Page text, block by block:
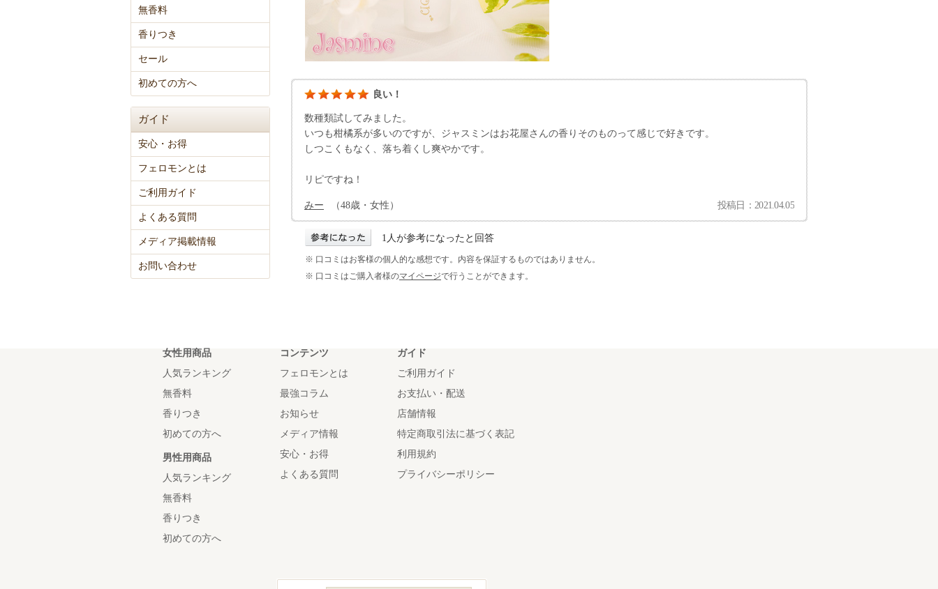
良い！
数種類試してみました。
いつも柑橘系が多いのですが、ジャスミンはお花屋さんの香りそのものって感じで好きです。
しつこくもなく、落ち着くし爽やかです。
リピですね！
みー （48歳・女性） 投稿日：2021.04.05
1人が参考になったと回答
※ 口コミはお客様の個人的な感想です。内容を保証するものではありません。
※ 口コミはご購入者様のマイページで行うことができます。
無香料
香りつき
セール
初めての方へ
ガイド
安心・お得
フェロモンとは
ご利用ガイド
よくある質問
メディア掲載情報
お問い合わせ
女性用商品
人気ランキング
無香料
香りつき
初めての方へ
男性用商品
人気ランキング
無香料
香りつき
初めての方へ
コンテンツ
フェロモンとは
最強コラム
お知らせ
メディア情報
安心・お得
よくある質問
ガイド
ご利用ガイド
お支払い・配送
店舗情報
特定商取引法に基づく表記
利用規約
プライバシーポリシー